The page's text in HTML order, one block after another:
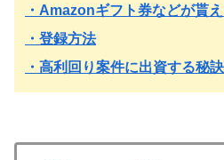
・Amazonギフト券などが貰
・登録方法
・高利回り案件に出資する秘訣